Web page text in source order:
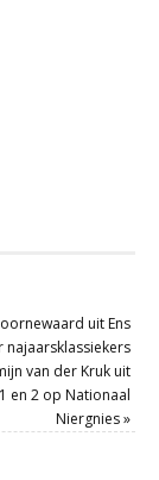
uit Ens
najaarsklassiekers
van der Kruk uit
en 2 op Nationaal
Niergnies»